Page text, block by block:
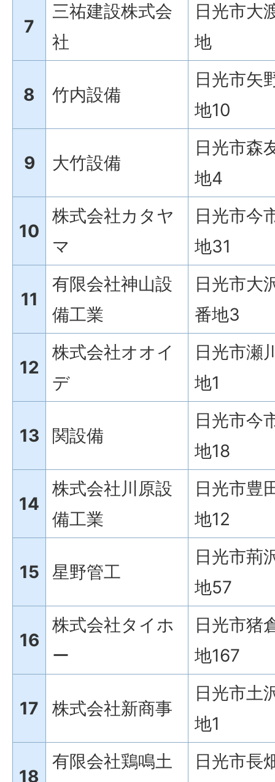
7
三祐建設株式会
社
日光市大
地
8 竹内設備
日光市矢
地10
9 大竹設備
日光市森
地4
10
株式会社カタヤ
マ
日光市今
地31
11
有限会社神山設
備工業
日光市大
番地3
12
株式会社オオイ
デ
日光市瀬
地1
13 関設備
日光市今
地18
14
株式会社川原設
備工業
日光市豊
地12
15 星野管工
日光市荊
地57
16
株式会社タイホ
ー
日光市猪
地167
17 株式会社新商事
日光市土
地1
18
有限会社鶏鳴土
日光市長